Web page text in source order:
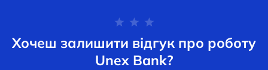
Хочеш залишити відгук про роботу
Unex Bank?